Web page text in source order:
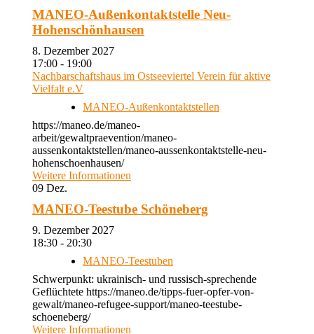
MANEO-Außenkontaktstelle Neu-
Hohenschönhausen
8. Dezember 2027
17:00 - 19:00
Nachbarschaftshaus im Ostseeviertel Verein für aktive
Vielfalt e.V
MANEO-Außenkontaktstellen
https://maneo.de/maneo-
arbeit/gewaltpraevention/maneo-
aussenkontaktstellen/maneo-aussenkontaktstelle-neu-
hohenschoenhausen/
Weitere Informationen
09 Dez.
MANEO-Teestube Schöneberg
9. Dezember 2027
18:30 - 20:30
MANEO-Teestuben
Schwerpunkt: ukrainisch- und russisch-sprechende
Geflüchtete https://maneo.de/tipps-fuer-opfer-von-
gewalt/maneo-refugee-support/maneo-teestube-
schoeneberg/
Weitere Informationen